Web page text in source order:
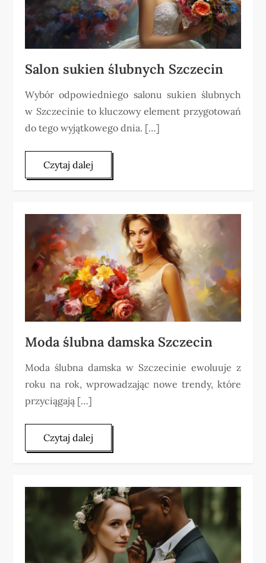
Salon sukien ślubnych Szczecin
Wybór odpowiedniego salonu sukien ślubnych
w Szczecinie to kluczowy element przygotowań
do tego wyjątkowego dnia. […]
Czytaj dalej
Moda ślubna damska Szczecin
Moda ślubna damska w Szczecinie ewoluuje z
roku na rok, wprowadzając nowe trendy, które
przyciągają […]
Czytaj dalej